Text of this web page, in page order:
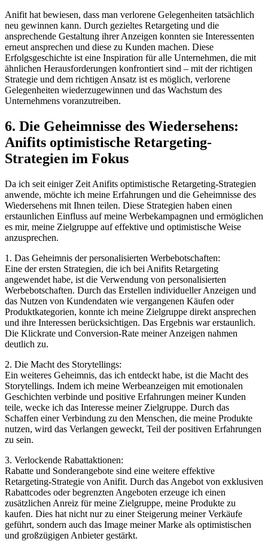
Anifit hat bewiesen, dass man verlorene Gelegenheiten tatsächlich
neu gewinnen⁢ kann. Durch gezieltes Retargeting und die
ansprechende Gestaltung ihrer Anzeigen konnten sie Interessenten
erneut ansprechen und‍ diese zu Kunden machen.⁤ Diese
Erfolgsgeschichte ist eine Inspiration für ‌alle ‍Unternehmen, die mit‍
ähnlichen Herausforderungen konfrontiert ⁤sind – mit der richtigen
Strategie und dem richtigen Ansatz ist es möglich, verlorene
Gelegenheiten ‍wiederzugewinnen und das Wachstum des
Unternehmens voranzutreiben.
6. Die Geheimnisse des Wiedersehens:
Anifits optimistische Retargeting-
Strategien im ‍Fokus
Da ich ⁢seit einiger ⁣Zeit Anifits optimistische Retargeting-Strategien
anwende, möchte ich meine Erfahrungen und die Geheimnisse des
Wiedersehens mit Ihnen ⁢teilen. Diese Strategien haben einen
erstaunlichen ⁤Einfluss auf meine Werbekampagnen​ und ermöglichen
es mir, meine Zielgruppe auf effektive und optimistische ⁤Weise
anzusprechen.
1. Das Geheimnis der personalisierten Werbebotschaften:
Eine der ersten Strategien, die ich bei Anifits Retargeting
angewendet ⁣habe, ist die ‍Verwendung von ⁤personalisierten
Werbebotschaften. ​Durch das Erstellen individueller ​Anzeigen und⁤
das Nutzen ⁣von ⁤Kundendaten wie vergangenen Käufen oder
Produktkategorien, konnte ich meine Zielgruppe direkt ansprechen
und ihre Interessen ‍berücksichtigen. Das Ergebnis war erstaunlich.
Die Klickrate und ⁣Conversion-Rate meiner Anzeigen ​nahmen
deutlich​ zu.
2.⁢ Die Macht des Storytellings:
Ein weiteres Geheimnis, das ich entdeckt habe, ⁣ist die Macht des
Storytellings. Indem ich⁣ meine Werbeanzeigen mit emotionalen
Geschichten verbinde und positive ⁣Erfahrungen meiner Kunden
teile, ⁤wecke ich das Interesse meiner Zielgruppe. Durch das
Schaffen einer Verbindung zu den Menschen, die meine Produkte
nutzen, wird das Verlangen⁤ geweckt, Teil der​ positiven⁤ Erfahrungen
zu sein.
3. Verlockende Rabattaktionen:
Rabatte ⁣und Sonderangebote ⁣sind eine weitere effektive
Retargeting-Strategie von Anifit. Durch das Angebot von exklusiven
Rabattcodes oder begrenzten Angeboten erzeuge ich einen
⁢zusätzlichen Anreiz für ⁤meine Zielgruppe, ⁤meine Produkte zu
kaufen. Dies ​hat nicht nur zu einer Steigerung meiner Verkäufe
geführt, sondern auch das ​Image meiner Marke als optimistischen
und großzügigen Anbieter gestärkt.